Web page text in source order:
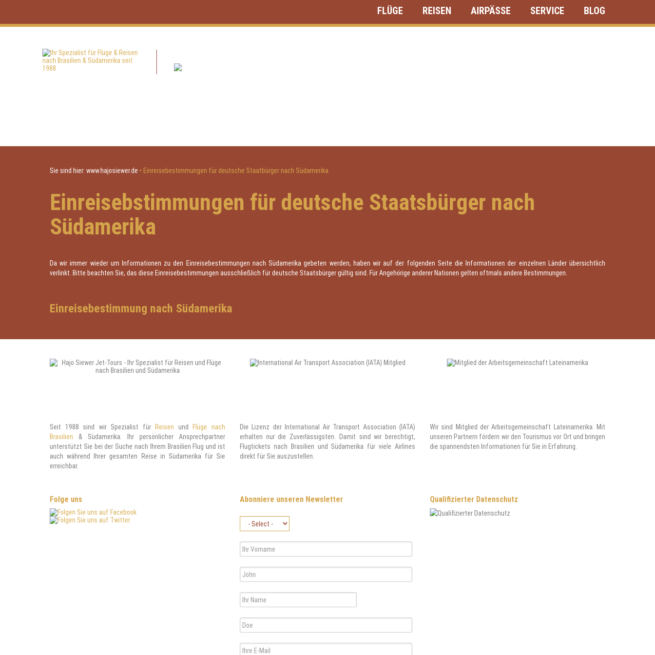
FLÜGE REISEN AIRPÄSSE SERVICE BLOG
Sie sind hier: www.hajosiewer.de • Einreisebestimmungen für deutsche Staatbürger nach Südamerika
Einreisebstimmungen für deutsche Staatsbürger nach
Südamerika
Da wir immer wieder um Informationen zu den Einreisebestimmungen nach Südamerika gebeten werden, haben wir auf der folgenden Seite die Informationen der einzelnen Länder übersichtlich
verlinkt. Bitte beachten Sie, das diese Einreisebestimmungen ausschließlich für deutsche Staatsbürger gültig sind. Für Angehörige anderer Nationen gelten oftmals andere Bestimmungen.
Einreisebestimmung nach Südamerika
Seit 1988 sind wir Spezialist für Reisen und Flüge nach
Brasilien & Südamerika. Ihr persönlicher Ansprechpartner
unterstützt Sie bei der Suche nach Ihrem Brasilien Flug und ist
auch während Ihrer gesamten Reise in Südamerika für Sie
erreichbar.
Die Lizenz der International Air Transport Association (IATA)
erhalten nur die Zuverlässigsten. Damit sind wir berechtigt,
Flugtickets nach Brasilien und Südamerika für viele Airlines
direkt für Sie auszustellen.
Wir sind Mitglied der Arbeitsgemeinschaft Lateinamerika. Mit
unseren Partnern fördern wir den Tourismus vor Ort und bringen
die spannendsten Informationen für Sie in Erfahrung.
Folge uns Abonniere unseren Newsletter Qualifizierter Datenschutz